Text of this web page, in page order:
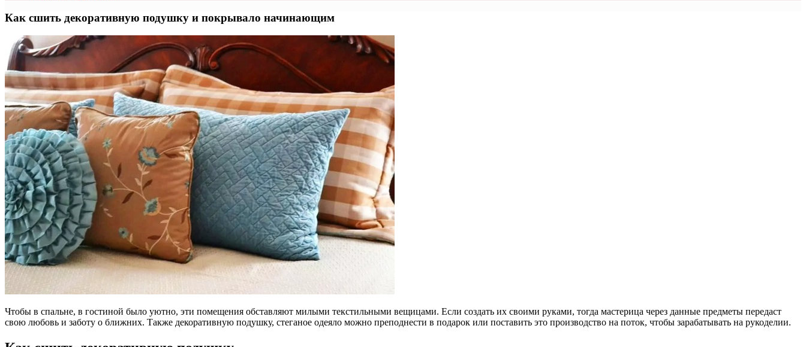
Как сшить декоративную подушку и покрывало начинающим
Чтобы в спальне, в гостиной было уютно, эти помещения обставляют милыми текстильными вещицами. Если создать их своими руками, тогда мастерица через данные предметы передаст
свою любовь и заботу о ближних. Также декоративную подушку, стеганое одеяло можно преподнести в подарок или поставить это производство на поток, чтобы зарабатывать на рукоделии.